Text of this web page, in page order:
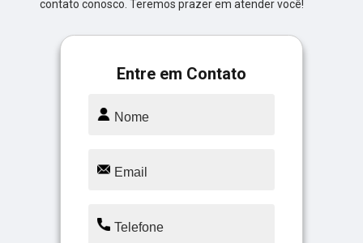
contato conosco. Teremos prazer em atender você!
Entre em Contato